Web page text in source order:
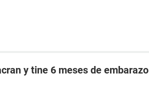
y tine 6 meses de embarazo